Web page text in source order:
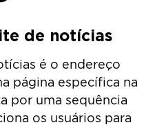
de notícias
é o endereço
página específica na
por uma sequência
os usuários para